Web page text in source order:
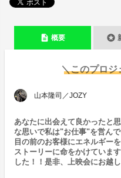
description 概要 stars
＼このプロジ
山本隆司／JOZY
あなたに出会えて良かったと
な思いで私は"お仕事"を営ん
目の前のお客様にエネルギー
ストーリーに命をかけていま
した！！是非、上映会にお越し